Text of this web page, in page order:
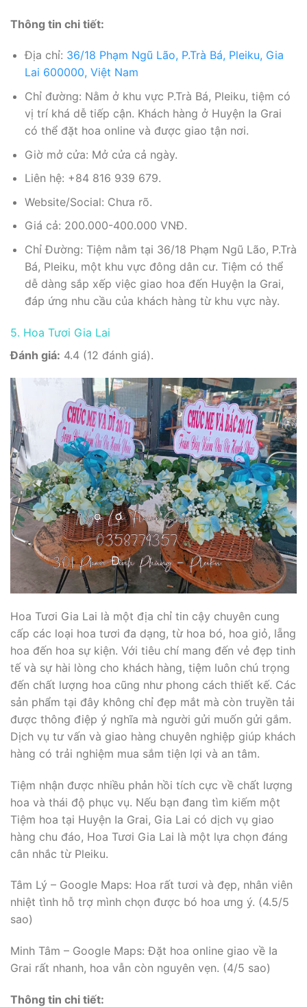
Thông tin chi tiết:
Địa chỉ: 36/18 Phạm Ngũ Lão, P.Trà Bá, Pleiku, Gia
Lai 600000, Việt Nam
Chỉ đường: Nằm ở khu vực P.Trà Bá, Pleiku, tiệm có
vị trí khá dễ tiếp cận. Khách hàng ở Huyện Ia Grai
có thể đặt hoa online và được giao tận nơi.
Giờ mở cửa: Mở cửa cả ngày.
Liên hệ: +84 816 939 679.
Website/Social: Chưa rõ.
Giá cả: 200.000-400.000 VNĐ.
Chỉ Đường: Tiệm nằm tại 36/18 Phạm Ngũ Lão, P.Trà
Bá, Pleiku, một khu vực đông dân cư. Tiệm có thể
dễ dàng sắp xếp việc giao hoa đến Huyện Ia Grai,
đáp ứng nhu cầu của khách hàng từ khu vực này.
5. Hoa Tươi Gia Lai
Đánh giá: 4.4 (12 đánh giá).
Hoa Tươi Gia Lai là một địa chỉ tin cậy chuyên cung
cấp các loại hoa tươi đa dạng, từ hoa bó, hoa giỏ, lẵng
hoa đến hoa sự kiện. Với tiêu chí mang đến vẻ đẹp tinh
tế và sự hài lòng cho khách hàng, tiệm luôn chú trọng
đến chất lượng hoa cũng như phong cách thiết kế. Các
sản phẩm tại đây không chỉ đẹp mắt mà còn truyền tải
được thông điệp ý nghĩa mà người gửi muốn gửi gắm.
Dịch vụ tư vấn và giao hàng chuyên nghiệp giúp khách
hàng có trải nghiệm mua sắm tiện lợi và an tâm.
Tiệm nhận được nhiều phản hồi tích cực về chất lượng
hoa và thái độ phục vụ. Nếu bạn đang tìm kiếm một
Tiệm hoa tại Huyện Ia Grai, Gia Lai có dịch vụ giao
hàng chu đáo, Hoa Tươi Gia Lai là một lựa chọn đáng
cân nhắc từ Pleiku.
Tâm Lý – Google Maps: Hoa rất tươi và đẹp, nhân viên
nhiệt tình hỗ trợ mình chọn được bó hoa ưng ý. (4.5/5
sao)
Minh Tâm – Google Maps: Đặt hoa online giao về Ia
Grai rất nhanh, hoa vẫn còn nguyên vẹn. (4/5 sao)
Thông tin chi tiết: